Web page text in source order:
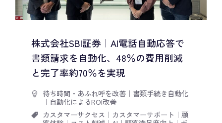
株式会社SBI証券｜AI電話自動応答で
書類請求を自動化、48％の費用削減
と完了率約70％を実現
待ち時間・あふれ呼を改善｜ 書類手続き自動化
｜ 自動化によるROI改善
カスタマーサクセス ｜ カスタマーサポート ｜ 顧